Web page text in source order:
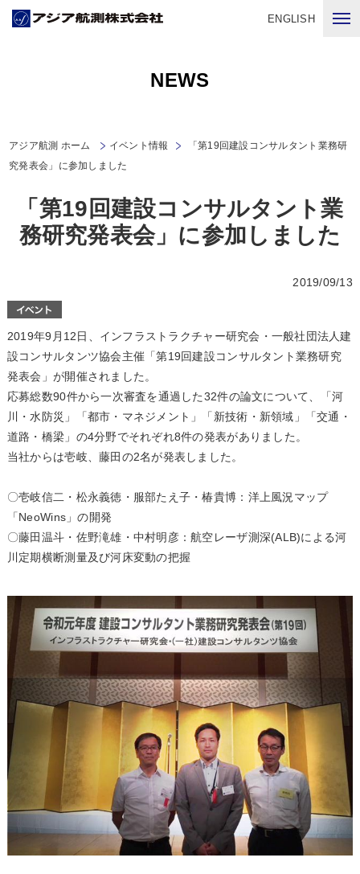
ENGLISH
NEWS
アジア航測 ホーム イベント情報
「第19回建設コンサルタント業務研
究発表会」に参加しました
「第19回建設コンサルタント業
務研究発表会」に参加しました
2019/09/13
2019年9月12日、インフラストラクチャー研究会・一般社団法人建
設コンサルタンツ協会主催「第19回建設コンサルタント業務研究
発表会」が開催されました。
応募総数90件から一次審査を通過した32件の論文について、「河
川・水防災」「都市・マネジメント」「新技術・新領域」「交通・
道路・橋梁」の4分野でそれぞれ8件の発表がありました。
当社からは壱岐、藤田の2名が発表しました。
〇壱岐信二・松永義徳・服部たえ子・椿貴博：洋上風況マップ
「NeoWins」の開発
〇藤田温斗・佐野滝雄・中村明彦：航空レーザ測深(ALB)による河
川定期横断測量及び河床変動の把握